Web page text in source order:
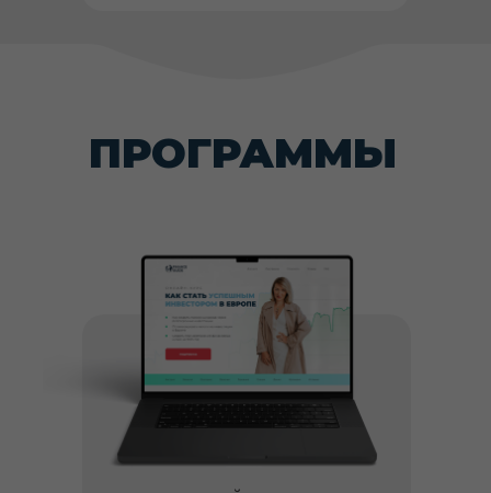
ПРОГРАММЫ